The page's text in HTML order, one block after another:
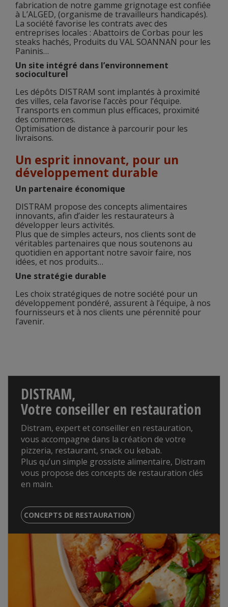
fabrication de notre gamme grignotage est confiée
à L’ALGED, (organisme de travailleurs handicapés).
La société favorise les contrats avec des
entreprises locales : Abattoirs de Corbas pour les
steaks hachés, Produits du VAL SOANNAN pour les
Paninis…
Un site intégré dans l’environnement
socioculturel
Les dépôts DISTRAM sont implantés à proximité
des villes, cela favorise l’accès pour l’équipe.
Transports en commun plus efficaces, proximité
des commerces.
Optimisation de distance à parcourir pour les
livraisons.
Un esprit innovant, pour un
développement durable
Un partenaire économique
DISTRAM propose des concepts alimentaires
innovants, afin d’aider les restaurateurs à
développer leurs activités.
Plus que de simples acteurs, nos clients sont de
véritables partenaires que nous soutenons au
quotidien en apportant notre savoir faire, nos
idées, et nos produits…
Une stratégie durable
Les choix stratégiques de notre société pour un
développement pondéré, assurent à l’équipe, à nos
fournisseurs et à nos clients une pérennité pour
l’avenir.
DISTRAM,
Votre conseiller en restauration
Distram, expert et conseiller en restauration,
vous accompagne dans la création de votre
pizzeria, restaurant, snack ou kebab.
Plus qu’un simple grossiste alimentaire, Distram
vous propose des concepts de restauration clés
en main.
CONCEPTS DE RESTAURATION